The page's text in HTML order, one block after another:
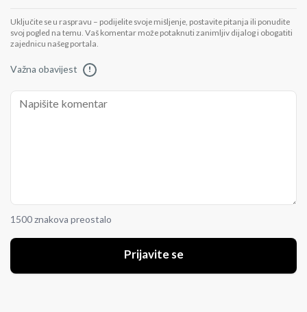
Uključite se u raspravu – podijelite svoje mišljenje, postavite pitanja ili ponudite
svoj pogled na temu. Vaš komentar može potaknuti zanimljiv dijalog i obogatiti
zajednicu našeg portala.
Važna obavijest !
1500 znakova preostalo
Prijavite se